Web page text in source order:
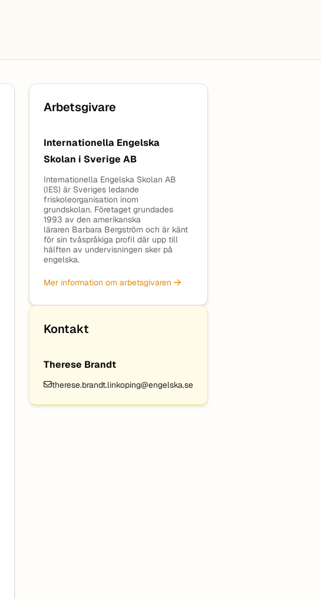
Arbetsgivare
Internationella Engelska
Skolan i Sverige AB
Internationella Engelska Skolan AB
(IES) är Sveriges ledande
friskoleorganisation inom
grundskolan. Företaget grundades
1993 av den amerikanska
läraren Barbara Bergström och är känt
för sin tvåspråkiga profil där upp till
hälften av undervisningen sker på
engelska.
Mer information om arbetsgivaren
Kontakt
Therese Brandt
therese.brandt.linkoping@engelska.se